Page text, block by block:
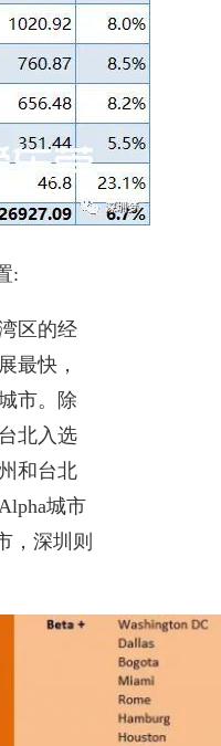
:
区的经
最快，
市。除
北入选
和台北
城市
，深圳则